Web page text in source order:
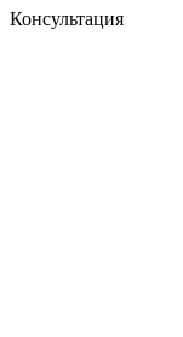
Консультация